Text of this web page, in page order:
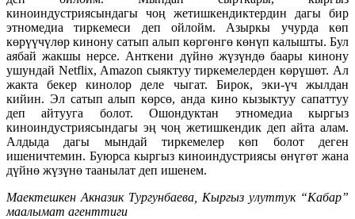
киноиндустриясындагы чоң жетишкендиктердин дагы бир
этномедиа тиркемеси деп ойлойм. Азыркы учурда көп
көрүүчүлөр кинону сатып алып көргөнгө көнүп калышты. Бул
аябай жакшы нерсе. Анткени дүйнө жүзүндө баары кинону
ушундай Netflix, Amazon сыяктуу тиркемелерден көрүшөт. Ал
жакта бекер кинолор деле чыгат. Бирок, эки-үч жылдан
кийин. Эл сатып алып көрсө, анда кино кызыктуу сапаттуу
деп айтууга болот. Ошондуктан этномедиа кыргыз
киноиндустриясындагы эң чоң жетишкендик деп айта алам.
Алдыда дагы мындай тиркемелер көп болот деген
ишеничтемин. Буюрса кыргыз киноиндустриясы өнүгөт жана
дүйнө жүзүнө таанылат деп ишенем.
Маектешкен Акназик Тургунбаева, Кыргыз улуттук “Кабар”
маалымат агенттиги